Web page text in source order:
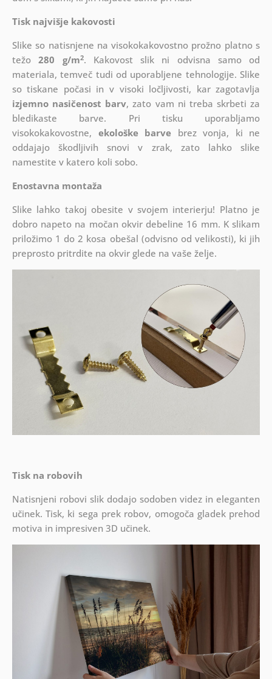
Tisk najvišje kakovosti
Slike so natisnjene na visokokakovostno prožno platno s
težo280 g/m2. Kakovost slik ni odvisna samo od
materiala, temveč tudi od uporabljene tehnologije. Slike
so tiskane počasi in v visoki ločljivosti, kar zagotavlja
izjemno nasičenost barv, zato vam ni treba skrbeti za
bledikaste barve. Pri tisku uporabljamo
visokokakovostne, ekološke barve brez vonja, ki ne
oddajajo škodljivih snovi v zrak, zato lahko slike
namestite v katero koli sobo.
Enostavna montaža
Slike lahko takoj obesite v svojem interierju! Platno je
dobro napeto na močan okvir debeline 16 mm. K slikam
priložimo 1 do 2 kosa obešal (odvisno od velikosti), ki jih
preprosto pritrdite na okvir glede na vaše želje.
Tisk na robovih
Natisnjeni robovi slik dodajo sodoben videz in eleganten
učinek. Tisk, ki sega prek robov, omogoča gladek prehod
motiva in impresiven 3D učinek.